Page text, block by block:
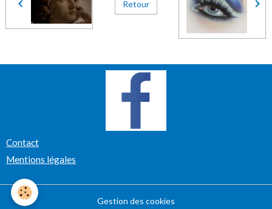
Retour
Contact
Mentions légales
Gestion des cookies